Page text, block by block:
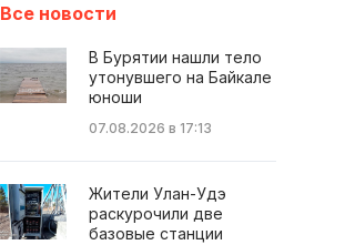
Все новости
В Бурятии нашли тело
утонувшего на Байкале
юноши
07.08.2026 в 17:13
Жители Улан-Удэ
раскурочили две
базовые станции